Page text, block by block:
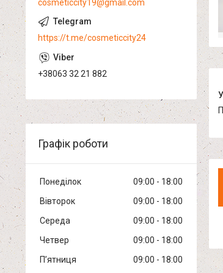
cosmeticcity19@gmail.com
https://t.me/cosmeticcity24
+38063 32 21 882
Графік роботи
Понеділок 09:00
18:00
Вівторок
09:00
18:00
Середа
09:00
18:00
Четвер
09:00
18:00
Пʼятниця
09:00 18:00